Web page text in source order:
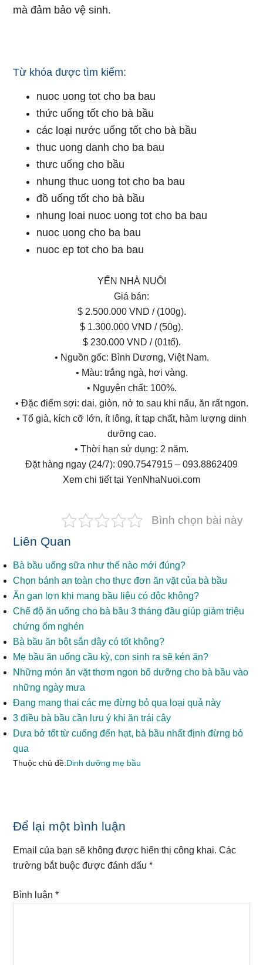
mà đảm bảo vệ sinh.
Từ khóa được tìm kiếm:
nuoc uong tot cho ba bau
thức uống tốt cho bà bầu
các loại nước uống tốt cho bà bầu
thuc uong danh cho ba bau
thưc uống cho bầu
nhung thuc uong tot cho ba bau
đồ uống tốt cho bà bầu
nhung loai nuoc uong tot cho ba bau
nuoc uong cho ba bau
nuoc ep tot cho ba bau
YẾN NHÀ NUÔI
Giá bán:
$ 2.500.000 VND / (100g).
$ 1.300.000 VND / (50g).
$ 230.000 VND / (01tổ).
• Nguồn gốc: Bình Dương, Việt Nam.
• Màu: trắng ngà, hơi vàng.
• Nguyên chất: 100%.
• Đặc điểm sợi: dai, giòn, nở to sau khi nấu, ăn rất ngon.
• Tổ già, kích cỡ lớn, ít lông, ít tạp chất, hàm lượng dinh
dưỡng cao.
• Thời hạn sử dụng: 2 năm.
Đặt hàng ngay (24/7): 090.7547915 – 093.8862409
Xem chi tiết tại YenNhaNuoi.com
Bình chọn bài này
Liên Quan
Bà bầu uống sữa như thế nào mới đúng?
Chọn bánh an toàn cho thực đơn ăn vặt của bà bầu
Ăn gan lợn khi mang bầu liệu có độc không?
Chế độ ăn uống cho bà bầu 3 tháng đầu giúp giảm triệu
chứng ốm nghén
Bà bầu ăn bột sắn dây có tốt không?
Mẹ bầu ăn uống cầu kỳ, con sinh ra sẽ kén ăn?
Những món ăn vặt thơm ngon bổ dưỡng cho bà bầu vào
những ngày mưa
Đang mang thai các mẹ đừng bỏ qua loại quả này
3 điều bà bầu cần lưu ý khi ăn trái cây
Dưa bở tốt từ cuống đến hạt, bà bầu nhất định đừng bỏ
qua
Thuộc chủ đề:Dinh dưỡng mẹ bầu
Reader
Interactions
Để lại một bình luận
Email của bạn sẽ không được hiển thị công khai. Các
trường bắt buộc được đánh dấu*
Bình luận*